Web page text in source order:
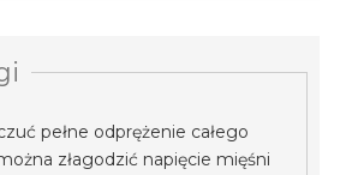
pełne odprężenie całego
złagodzić napięcie mięśni